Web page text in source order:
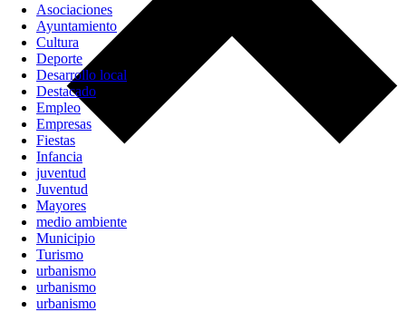
Asociaciones
Ayuntamiento
Cultura
Deporte
Desarrollo local
Destacado
Empleo
Empresas
Fiestas
Infancia
juventud
Juventud
Mayores
medio ambiente
Municipio
Turismo
urbanismo
urbanismo
urbanismo